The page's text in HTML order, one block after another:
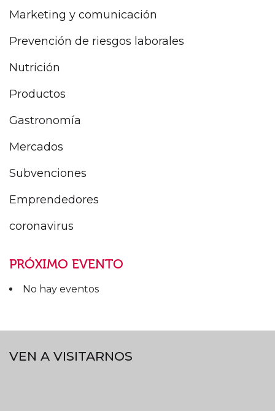
Marketing y comunicación
Prevención de riesgos laborales
Nutrición
Productos
Gastronomía
Mercados
Subvenciones
Emprendedores
coronavirus
PRÓXIMO EVENTO
No hay eventos
VEN A VISITARNOS